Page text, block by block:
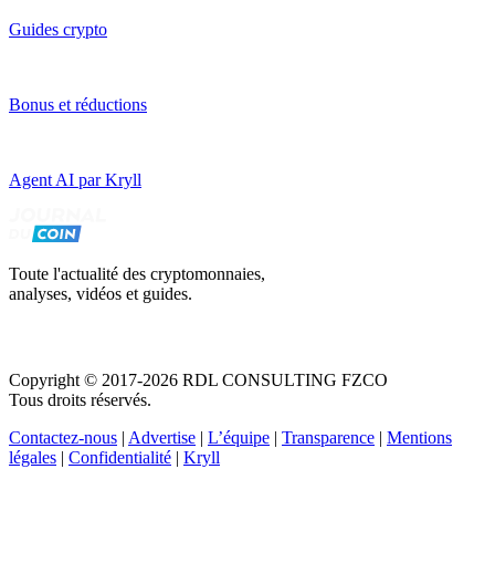
Guides crypto
Bonus et réductions
Agent AI par Kryll
Toute l'actualité des cryptomonnaies,
analyses, vidéos et guides.
Copyright © 2017-2026 RDL CONSULTING FZCO
Tous droits réservés.
Contactez-nous | Advertise | L’équipe | Transparence | Mentions
légales | Confidentialité | Kryll